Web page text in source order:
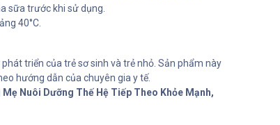
sữa trước khi sử dụng.
40°C.
triển của trẻ sơ sinh và trẻ nhỏ. Sản phẩm này
hướng dẫn của chuyên gia y tế.
Nuôi Dưỡng Thế Hệ Tiếp Theo Khỏe Mạnh,